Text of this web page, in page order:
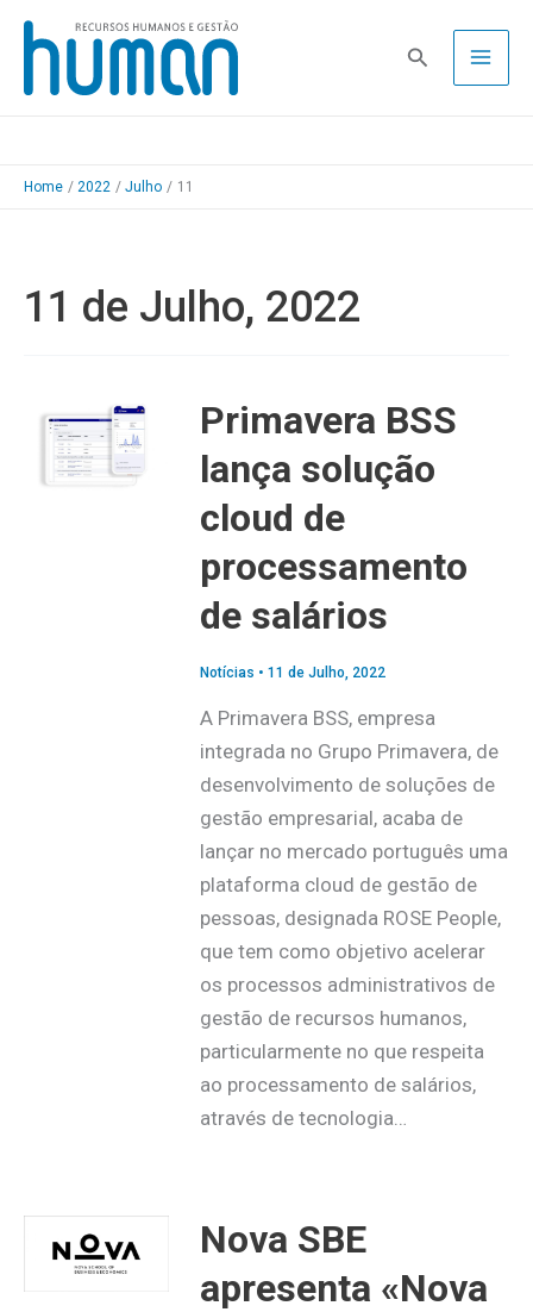
Skip
content
Pesquisa
Home 2022 Julho 11
11 de Julho, 2022
Primavera BSS
lança solução
cloud de
processamento
de salários
Notícias • 11 de Julho, 2022
A Primavera BSS, empresa
integrada no Grupo Primavera, de
desenvolvimento de soluções de
gestão empresarial, acaba de
lançar no mercado português uma
plataforma cloud de gestão de
pessoas, designada ROSE People,
que tem como objetivo acelerar
os processos administrativos de
gestão de recursos humanos,
particularmente no que respeita
ao processamento de salários,
através de tecnologia…
Nova SBE
apresenta «Nova